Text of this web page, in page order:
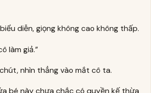
diễn, giọng không cao không thấp.
làm giả.”
nhìn thẳng vào mắt cô ta.
bé này chưa chắc có quyền kế thừa